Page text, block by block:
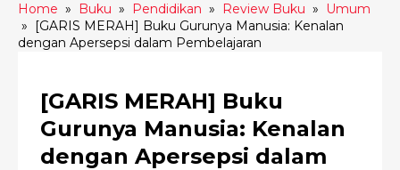
Home » Buku » Pendidikan » Review Buku »
Umum
» [GARIS MERAH] Buku Gurunya Manusia: Kenalan
dengan Apersepsi dalam Pembelajaran
[GARIS MERAH] Buku
Gurunya Manusia: Kenalan
dengan Apersepsi dalam